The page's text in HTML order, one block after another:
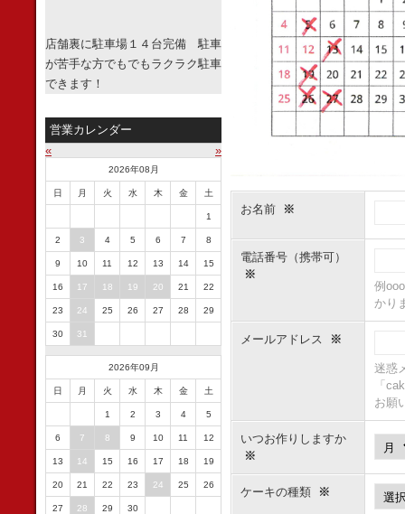
お名前 ※
電話番号（携帯可）
※
例
かり
メールアドレス ※
迷惑
「
お願
いつお作りしますか
※
ケーキの種類 ※
店舗裏に駐車場１４台完備 駐車
が苦手な方でもでもラクラク駐車
できます！
営業カレンダー
«
»
2026年08月
日 月 火 水 木 金 土
1
2 3 4 5 6 7 8
9 10 11 12 13 14 15
16 17 18 19 20 21 22
23 24 25 26 27 28 29
30 31
2026年09月
日 月 火 水 木 金 土
1 2 3 4 5
6 7 8 9 10 11 12
13 14 15 16 17 18 19
20 21 22 23 24 25 26
27 28 29 30